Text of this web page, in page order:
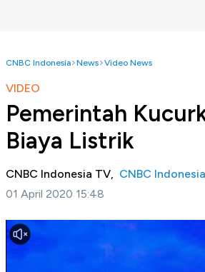
CNBC Indonesia News Video News
VIDEO
Pemerintah
Biaya Listrik
CNBC Indonesia TV, CNBC Indonesia
01 April 2020 15:48
Jakarta, CNBC Indonesia-
listrik bagi pelanggan 450 VA dan
pembayaran listrik ini sejalan dengan